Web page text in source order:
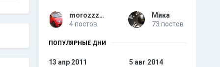
morozzz_2003
4 постов
Мика
73 постов
ПОПУЛЯРНЫЕ ДНИ
13 апр 2011
5 авг 2014